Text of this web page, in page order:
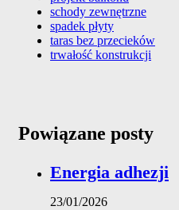
schody zewnętrzne
spadek płyty
taras bez przecieków
trwałość konstrukcji
Powiązane posty
Energia adhezji
23/01/2026